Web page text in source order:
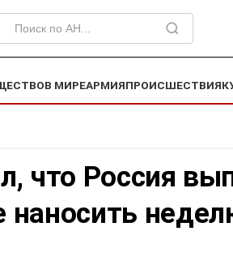
В МИРЕАРМИЯПРОИСШЕСТВИЯ
что Россия
наносить